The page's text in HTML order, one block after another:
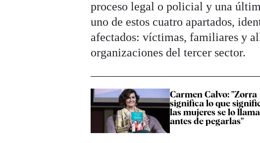
proceso legal o policial y una
uno de estos cuatro apartados,
afectados: víctimas, familiares y
organizaciones del tercer sector.
Carmen Calvo: "Zorra
significa lo que
las mujeres se lo
antes de pegarlas"